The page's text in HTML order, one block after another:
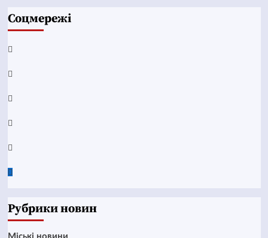
Соцмережі
Facebook
YouTube
Telegram
Instagram
Twitter
Google
Рубрики новин